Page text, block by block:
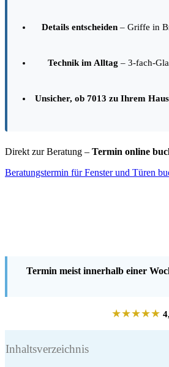
Details entscheiden – Griffe in
Technik im Alltag – 3-fach-
Unsicher, ob 7013 zu Ihrem
Direkt zur Beratung – Termin online
Beratungstermin für Fenster und Türen
Termin meist innerhalb einer
★★★★★
Inhaltsverzeichnis